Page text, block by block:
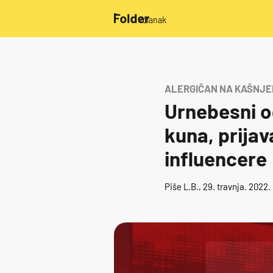
/članak
ALERGIČAN NA
Urnebesni
kuna,
influencere
Piše L.B., 29. travnja. 2022.